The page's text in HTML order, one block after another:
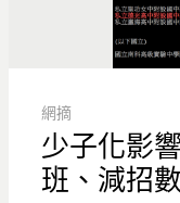
網摘
少子化影
班、減招